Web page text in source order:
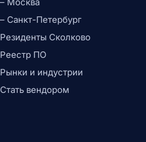
– Санкт-Петербург
Резиденты Сколково
Реестр ПО
Рынки и индустрии
Стать вендором